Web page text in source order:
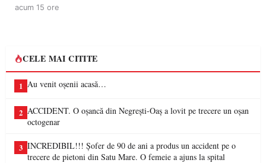
acum 15 ore
CELE MAI CITITE
1 Au venit oșenii acasă…
2 ACCIDENT. O oșancă din Negrești-Oaș a lovit pe trecere un oșan
octogenar
3 INCREDIBIL!!! Șofer de 90 de ani a produs un accident pe o
trecere de pietoni din Satu Mare. O femeie a ajuns la spital